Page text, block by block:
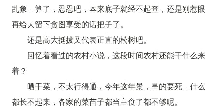
乱象，算了，忍忍吧，本来底子就经不起查，还是别惹眼
再给人留下贪图享受的话把子了。
还是高大挺拔又代表正直的松树吧。
回忆着看过的农村小说，这段时间农村还能干什么来
着？
晒干菜，不太行得通，今年这年景，旱的要死，什么
都长不起来，各家的菜苗子都当主食了都不够呢。